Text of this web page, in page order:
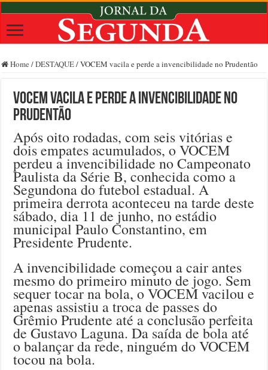
Home /DESTAQUE/VOCEM vacila e perde a invencibilidade no Prudentão
VOCEM vacila e perde a invencibilidade no
Prudentão
Após oito rodadas, com seis vitórias e
dois empates acumulados, o VOCEM
perdeu a invencibilidade no Campeonato
Paulista da Série B, conhecida como a
Segundona do futebol estadual. A
primeira derrota aconteceu na tarde deste
sábado, dia 11 de junho, no estádio
municipal Paulo Constantino, em
Presidente Prudente.
A invencibilidade começou a cair antes
mesmo do primeiro minuto de jogo. Sem
sequer tocar na bola, o VOCEM vacilou e
apenas assistiu a troca de passes do
Grêmio Prudente até a conclusão perfeita
de Gustavo Laguna. Da saída de bola até
o balançar da rede, ninguém do VOCEM
tocou na bola.